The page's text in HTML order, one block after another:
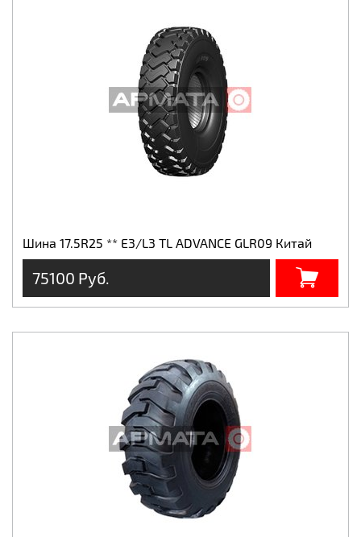
Шина 17.5R25 ** Е3/L3 TL ADVANCE GLR09 Китай
75100 Руб.